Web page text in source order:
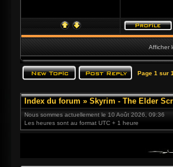
Afficher
Page 1 sur 1
Index du forum » Skyrim - The Elder
Nous sommes actuellement le 10 Août 2026, 09:36
Les heures sont au format UTC + 1 heure